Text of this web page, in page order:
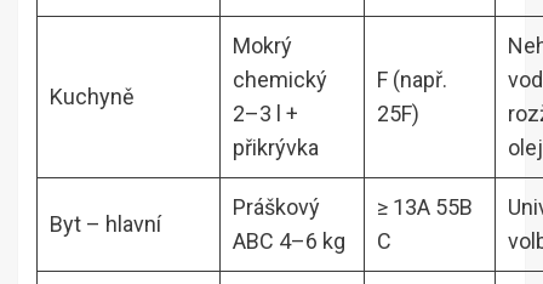
Kuchyně
Mokrý
chemický
2–3 l +
přikrývka
F (např.
25F)
olej
Byt – hlavní
Práškový
ABC 4–6 kg
≥ 13A 55B
C